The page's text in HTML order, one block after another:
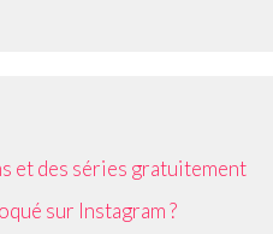
et des séries gratuitement
sur Instagram ?